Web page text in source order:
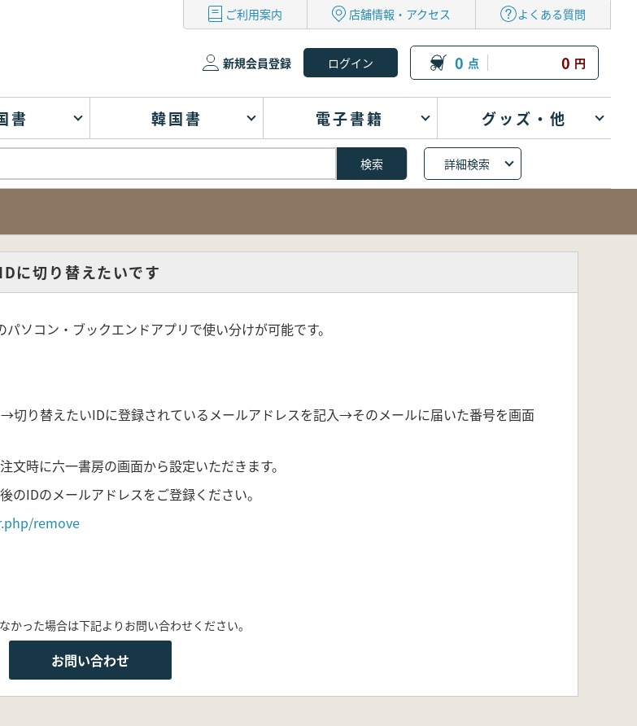
ご利用案内 店舗情報・アクセス よくある質問
新規会員登録 0 点 0 円
書 韓国書 電子書籍 グッズ・他
詳細検索
に切り替えたいです
ソコン・ブックエンドアプリで使い分けが可能です。
り替えたいIDに登録されているメールアドレスを記入→そのメールに届いた番号を画面
時に六一書房の画面から設定いただきます。
IDのメールアドレスをご登録ください。
remove
かった場合は下記よりお問い合わせください。
お問い合わせ